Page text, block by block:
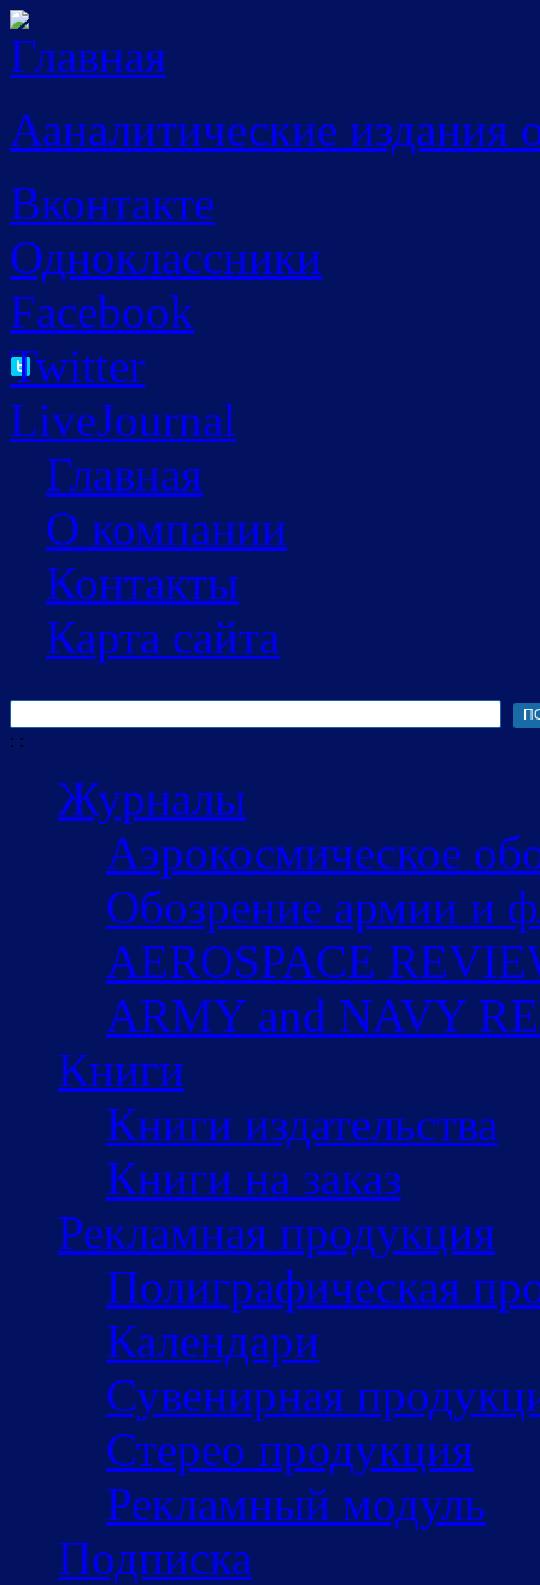
Перейти к основному содержанию
Ааналитические
Вконтакте
Одноклассники
Facebook
Twitter
LiveJournal
Главная
О компании
Контакты
Карта сайта
: :
Журналы
Аэрокосмическое
Обозрение армии и
AEROSPACE
ARMY and NAVY
Книги
Книги издательства
Книги на заказ
Рекламная продукция
Полиграфическая
Календари
Сувенирная
Стерео продукция
Рекламный модуль
Подписка